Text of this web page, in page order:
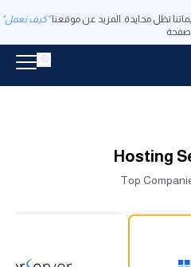
تظل محايدة. المزيد عن موقعنا "كيف نعمل"
صفحة
Hosting
Top